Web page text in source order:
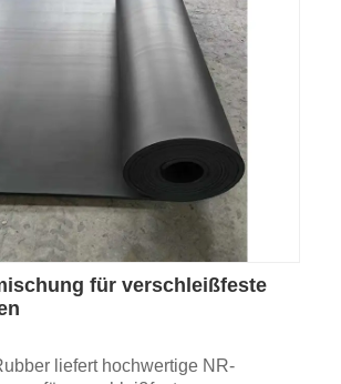
für verschleißfeste
liefert hochwertige NR-